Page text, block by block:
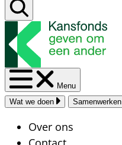
Menu
Wat we doen
Samenwerken
Over ons